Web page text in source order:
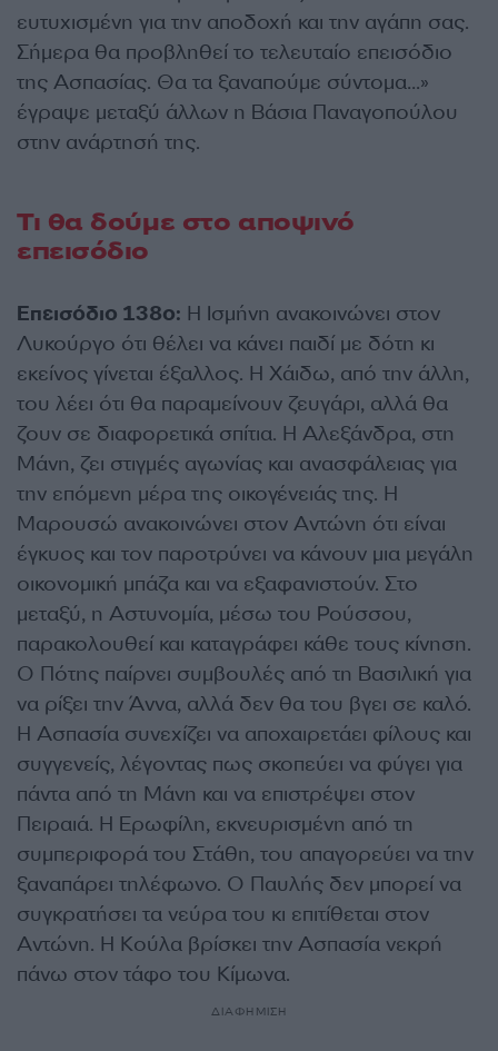
ευτυχισμένη για την αποδοχή και την αγάπη σας.
Σήμερα θα προβληθεί το τελευταίο επεισόδιο
της Ασπασίας. Θα τα ξαναπούμε σύντομα…»
έγραψε μεταξύ άλλων η Βάσια Παναγοπούλου
στην ανάρτησή της.
Τι θα δούμε στο αποψινό
επεισόδιο
Επεισόδιο 138ο: Η Ισμήνη ανακοινώνει στον
Λυκούργο ότι θέλει να κάνει παιδί με δότη κι
εκείνος γίνεται έξαλλος. Η Χάιδω, από την άλλη,
του λέει ότι θα παραμείνουν ζευγάρι, αλλά θα
ζουν σε διαφορετικά σπίτια. Η Αλεξάνδρα, στη
Μάνη, ζει στιγμές αγωνίας και ανασφάλειας για
την επόμενη μέρα της οικογένειάς της. Η
Μαρουσώ ανακοινώνει στον Αντώνη ότι είναι
έγκυος και τον παροτρύνει να κάνουν μια μεγάλη
οικονομική μπάζα και να εξαφανιστούν. Στο
μεταξύ, η Αστυνομία, μέσω του Ρούσσου,
παρακολουθεί και καταγράφει κάθε τους κίνηση.
Ο Πότης παίρνει συμβουλές από τη Βασιλική για
να ρίξει την Άννα, αλλά δεν θα του βγει σε καλό.
Η Ασπασία συνεχίζει να αποχαιρετάει φίλους και
συγγενείς, λέγοντας πως σκοπεύει να φύγει για
πάντα από τη Μάνη και να επιστρέψει στον
Πειραιά. Η Ερωφίλη, εκνευρισμένη από τη
συμπεριφορά του Στάθη, του απαγορεύει να την
ξαναπάρει τηλέφωνο. Ο Παυλής δεν μπορεί να
συγκρατήσει τα νεύρα του κι επιτίθεται στον
Αντώνη. Η Κούλα βρίσκει την Ασπασία νεκρή
πάνω στον τάφο του Κίμωνα.
ΔΙΑΦΗΜΙΣΗ